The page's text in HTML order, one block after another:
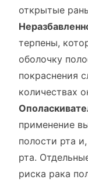
открытые
терпены,
оболочку
покраснения
количествах
применение
полости рта
рта.
риска рака